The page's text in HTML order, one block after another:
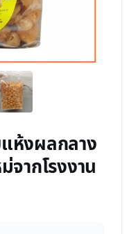
แห้งผลกลาง
จากโรงงาน